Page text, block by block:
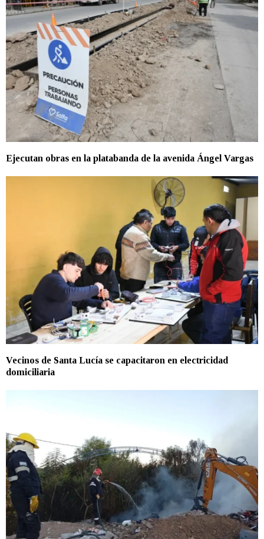
Ejecutan obras en la platabanda de la avenida Ángel Vargas
Vecinos de Santa Lucía se capacitaron en electricidad
domiciliaria